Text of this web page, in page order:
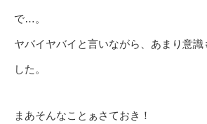
で…。
ヤバイヤバイと言いながら、あまり意識
した。
まあそんなことぁさておき！